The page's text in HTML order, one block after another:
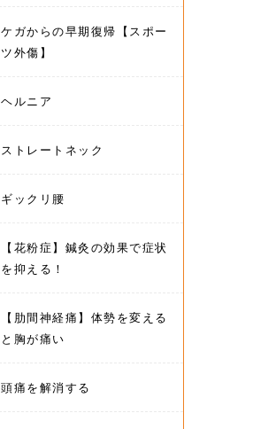
ケガからの早期復帰【スポー
ツ外傷】
ヘルニア
ストレートネック
ギックリ腰
【花粉症】鍼灸の効果で症状
を抑える！
【肋間神経痛】体勢を変える
と胸が痛い
頭痛を解消する